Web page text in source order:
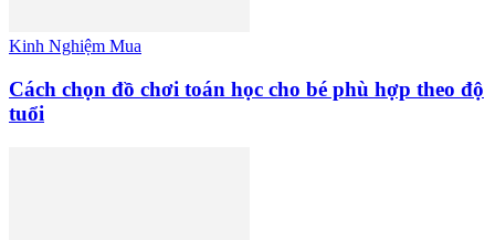
Kinh Nghiệm Mua
Cách chọn đồ chơi toán học cho bé phù hợp theo độ
tuổi